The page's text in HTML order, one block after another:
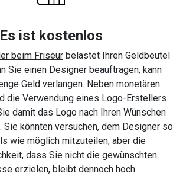
Es ist kostenlos
beim Friseurbelastet Ihren Geldbeutel
Sie einen Designer beauftragen, kann
Geld verlangen. Neben monetären
die Verwendung eines Logo-Erstellers
damit das Logo nach Ihren Wünschen
Sie könnten versuchen, dem Designer so
wie möglich mitzuteilen, aber die
dass Sie nicht die gewünschten
erzielen, bleibt dennoch hoch.